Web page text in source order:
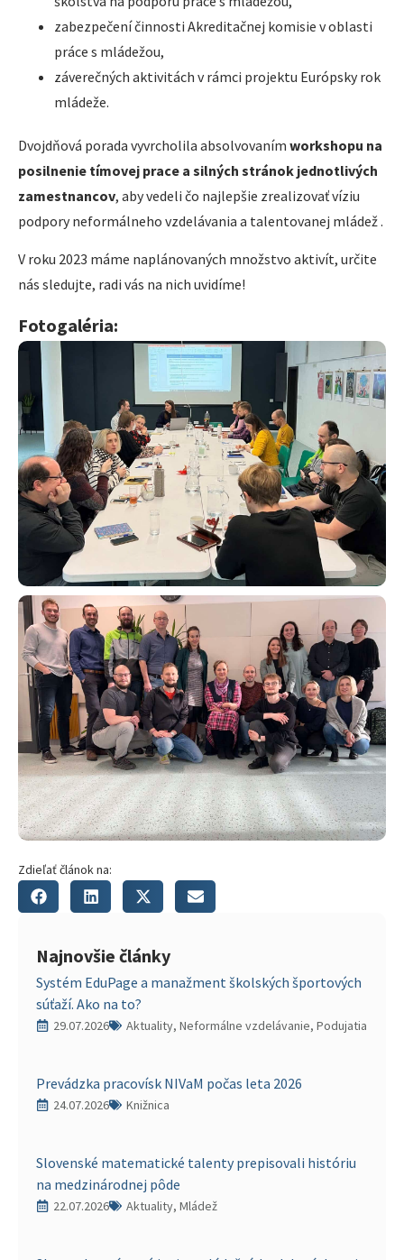
zabezpečení činnosti Akreditačnej komisie v oblasti
práce s mládežou,
záverečných aktivitách v rámci projektu Európsky rok
mládeže.
Dvojdňová porada vyvrcholila absolvovaním workshopu na
posilnenie tímovej prace a silných stránok jednotlivých
zamestnancov, aby vedeli čo najlepšie zrealizovať víziu
podpory neformálneho vzdelávania a talentovanej mládež .
V roku 2023 máme naplánovaných množstvo aktivít, určite
nás sledujte, radi vás na nich uvidíme!
Fotogaléria:
Zdieľať článok na:
Najnovšie články
Systém EduPage a manažment školských športových
súťaží. Ako na to?
29.07.2026 Aktuality, Neformálne vzdelávanie, Podujatia
Prevádzka pracovísk NIVaM počas leta 2026
24.07.2026 Knižnica
Slovenské matematické talenty prepisovali históriu
na medzinárodnej pôde
22.07.2026 Aktuality, Mládež